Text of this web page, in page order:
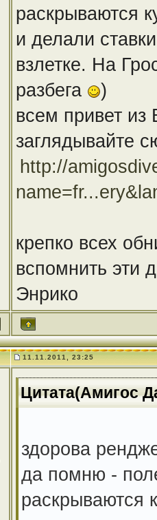
раскрываются
и делали
взлетке. На
разбега
)
всем привет из
заглядывайте
http://
крепко всех
вспомнить эти
Энрико
11.11.2011, 23:25
Цитата(Амигос
здорова
да помню -
раскрываются